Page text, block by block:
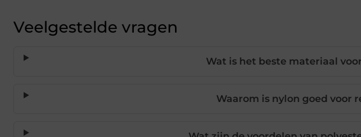
Veelgestelde vragen
Wat is het beste materiaal
Waarom is nylon goed voor